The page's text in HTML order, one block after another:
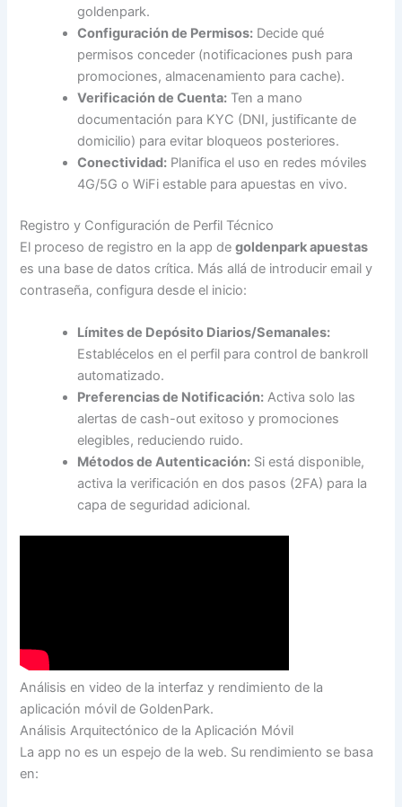
goldenpark.
Configuración de Permisos: Decide qué
permisos conceder (notificaciones push para
promociones, almacenamiento para cache).
Verificación de Cuenta: Ten a mano
documentación para KYC (DNI, justificante de
domicilio) para evitar bloqueos posteriores.
Conectividad: Planifica el uso en redes móviles
4G/5G o WiFi estable para apuestas en vivo.
Registro y Configuración de Perfil Técnico
El proceso de registro en la app degoldenpark apuestas
es una base de datos crítica. Más allá de introducir email y
contraseña, configura desde el inicio:
Límites de Depósito Diarios/Semanales:
Establécelos en el perfil para control de bankroll
automatizado.
Preferencias de Notificación: Activa solo las
alertas de cash-out exitoso y promociones
elegibles, reduciendo ruido.
Métodos de Autenticación: Si está disponible,
activa la verificación en dos pasos (2FA) para la
capa de seguridad adicional.
Análisis en video de la interfaz y rendimiento de la
aplicación móvil de GoldenPark.
Análisis Arquitectónico de la Aplicación Móvil
La app no es un espejo de la web. Su rendimiento se basa
en: